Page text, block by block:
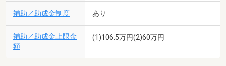
補助／助成金制度 あり
補助／助成金上限金
額
(1)106.5万円(2)60万円